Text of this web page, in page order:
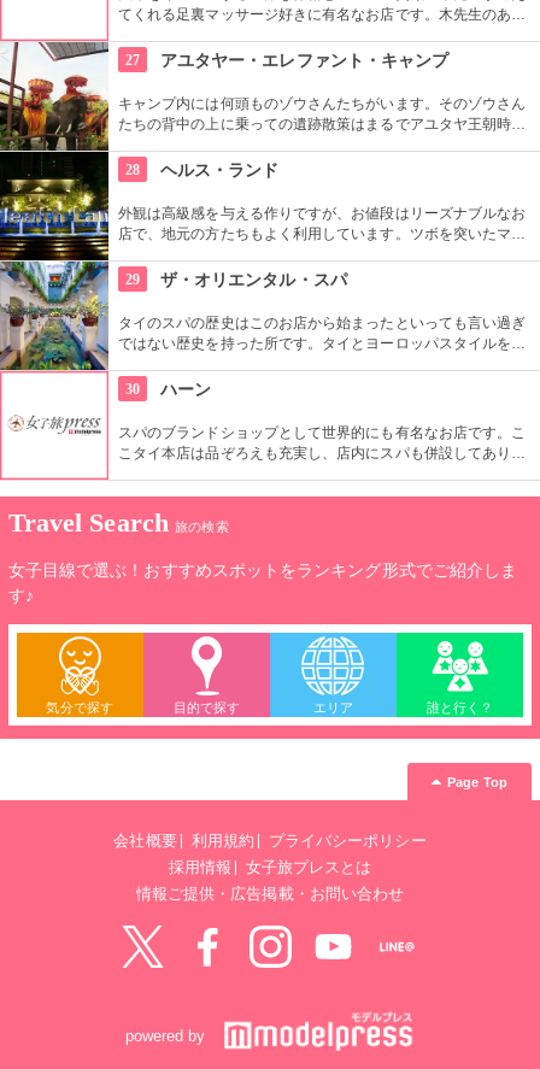
てくれる足裏マッサージ好きに有名なお店です。木先生のあた
でみてください（笑）
27 アユタヤー・エレファント・キャンプ
キャンプ内には何頭ものゾウさんたちがいます。そのゾウさん
たちの背中の上に乗っての遺跡散策はまるでアユタヤ王朝時代
う。
28 ヘルス・ランド
外観は高級感を与える作りですが、お値段はリーズナブルなお
店で、地元の方たちもよく利用しています。ツボを突いたマッ
29
ザ・オリエンタル・スパ
タイのスパの歴史はこのお店から始まったといっても言い過ぎ
ではない歴史を持った所です。タイとヨーロッパスタイルを混
です。
30 ハーン
スパのブランドショップとして世界的にも有名なお店です。こ
こタイ本店は品ぞろえも充実し、店内にスパも併設してあり、
Travel Search 旅の検索
女子目線で選ぶ！おすすめスポットをランキング形式でご紹介しま
す♪
気分で探す 目的で探す エリア 誰と行く？
Page Top
会社概要 利用規約
プライバシーポリシー
採用情報
女子旅プレスとは
情報ご提供・広告掲載・お問い合わせ
powered by